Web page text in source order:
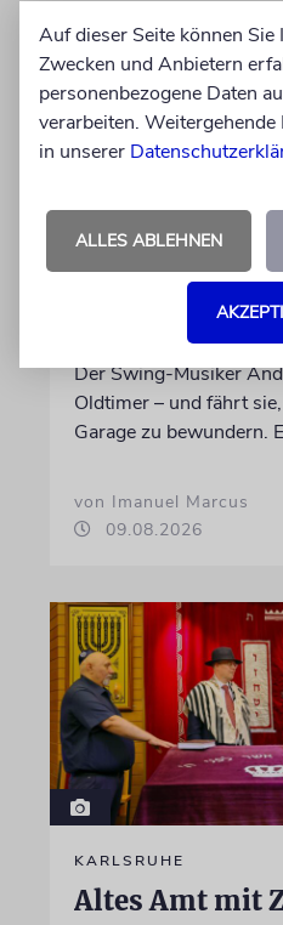
Stil auf Rädern
Der Swing-Musiker
Oldtimer – und fährt
Garage zu bewundern.
von Imanuel Marcus
09.08.2026
KARLSRUHE
Altes Amt mit
Auf dieser Seite können
Zwecken und Anbietern
personenbezogene Daten
verarbeiten.
in unserer
ALLES ABLEHNEN